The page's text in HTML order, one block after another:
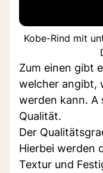
Kobe-Rind mit
Zum einen gibt
welcher angibt,
werden kann. A
Qualität.
Der
Hierbei werden
Textur und